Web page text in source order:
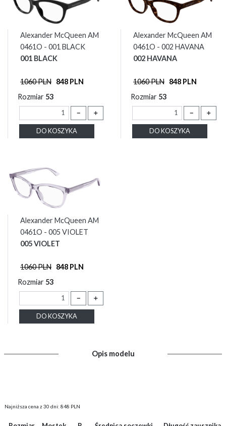
Alexander McQueen AM
0461O - 001 BLACK
001 BLACK
1060 PLN 848 PLN
Rozmiar 53
－ ＋
DO KOSZYKA
Alexander McQueen AM
0461O - 002 HAVANA
002 HAVANA
1060 PLN 848 PLN
Rozmiar 53
－ ＋
DO KOSZYKA
Alexander McQueen AM
0461O - 005 VIOLET
005 VIOLET
1060 PLN 848 PLN
Rozmiar 53
－ ＋
DO KOSZYKA
Opis modelu
Najniższa cena z 30 dni: 848 PLN